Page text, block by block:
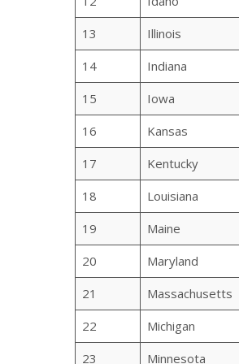
13
Illinois
14
Indiana
15
Iowa
16
Kansas
17
Kentucky
18
Louisiana
19
Maine
20
Maryland
21
Massachusetts
22
Michigan
23
Minnesota